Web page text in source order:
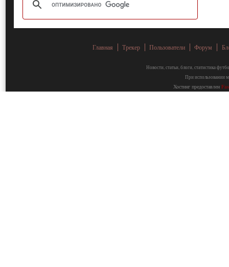
Главная Трекер Пользователи Форум
Новости, статьи, блоги, статистика
При использовании
Хостинг предоставлен